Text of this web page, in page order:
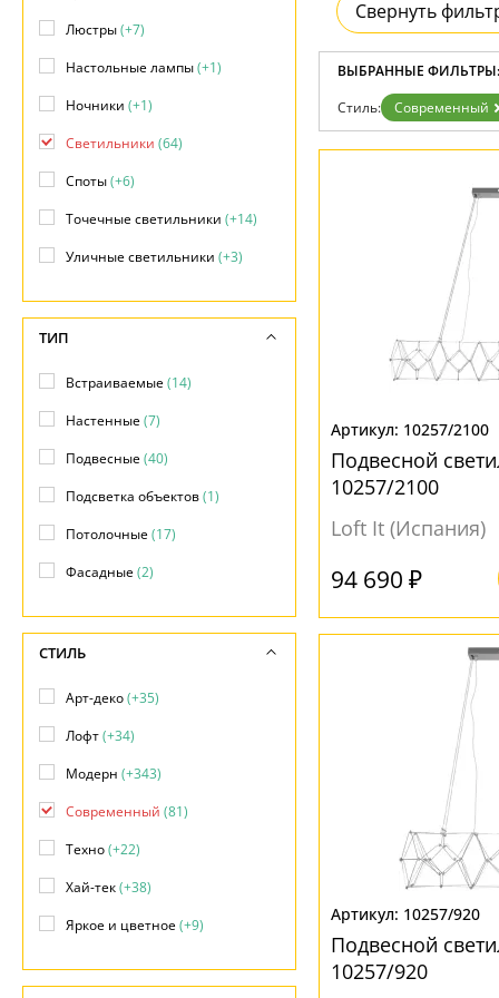
Возврат
Отзывы
Дизайнерам
Бренды
Контакты
Прованс
Современный
Хай тек
Свернуть
ВЫБРАННЫЕ ФИЛЬТРЫ:
Стиль: Современный
10257/2100
Подвесной
10257/2100
Loft It (Испания)
94 690 ₽
10257/920
Подвесной
10257/920
Люстры(+7)
Настольные лампы(+1)
Ночники (+1)
Светильники (64)
Споты(+6)
Точечные светильники (+14)
Уличные светильники (+3)
ТИП
Встраиваемые(14)
Настенные(7)
Подвесные(40)
Подсветка объектов(1)
Потолочные(17)
Фасадные(2)
СТИЛЬ
Арт-деко(+35)
Лофт(+34)
Модерн (+343)
Современный (81)
Техно(+22)
Хай-тек(+38)
Яркое и цветное(+9)